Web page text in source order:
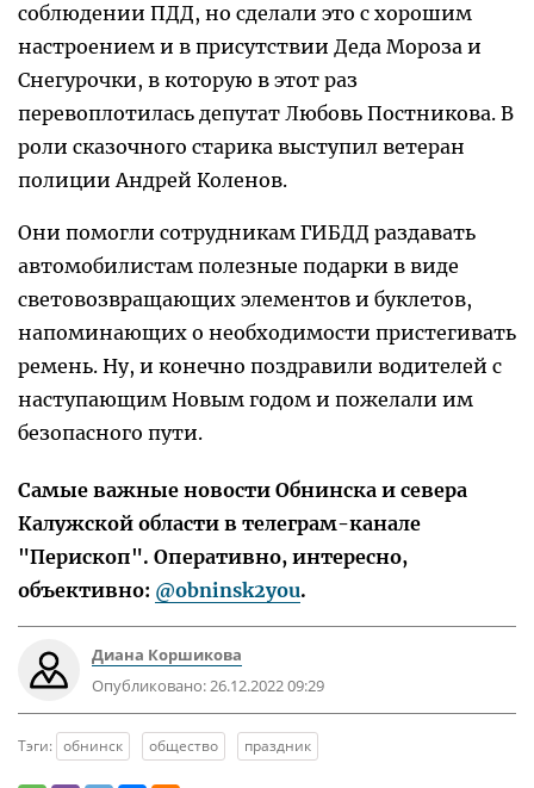
соблюдении ПДД, но сделали это с хорошим
настроением и в присутствии Деда Мороза и
Снегурочки, в которую в этот раз
перевоплотилась депутат Любовь Постникова. В
роли сказочного старика выступил ветеран
полиции Андрей Коленов.
Они помогли сотрудникам ГИБДД раздавать
автомобилистам полезные подарки в виде
световозвращающих элементов и буклетов,
напоминающих о необходимости пристегивать
ремень. Ну, и конечно поздравили водителей с
наступающим Новым годом и пожелали им
безопасного пути.
Самые важные новости Обнинска и севера
Калужской области в телеграм-канале
"Перископ". Оперативно, интересно,
объективно: @obninsk2you.
Диана Коршикова
Опубликовано:26.12.2022 09:29
Тэги: обнинск общество праздник